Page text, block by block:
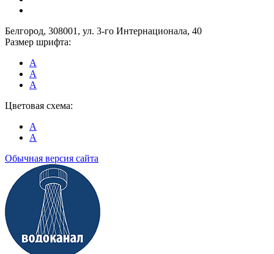
Белгород, 308001, ул. 3-го Интернационала, 40
Размер шрифта:
A
A
A
Цветовая схема:
A
A
Обычная версия сайта